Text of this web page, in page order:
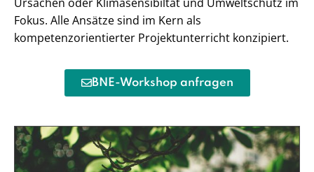
Fokus. Alle Ansätze sind im Kern als
kompetenzorientierter Projektunterricht konzipiert.
BNE-Workshop anfragen